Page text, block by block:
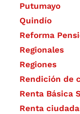
Putumayo
Quindío
Reforma
Regionales
Regiones
Rendición de
Renta Básica
Renta